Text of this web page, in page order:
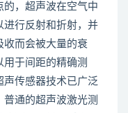
的，超声波在空气中
进行反射和折射，并
收而会被大量的衰
于间距的精确测
传感器技术已广泛
通的超声波激光测